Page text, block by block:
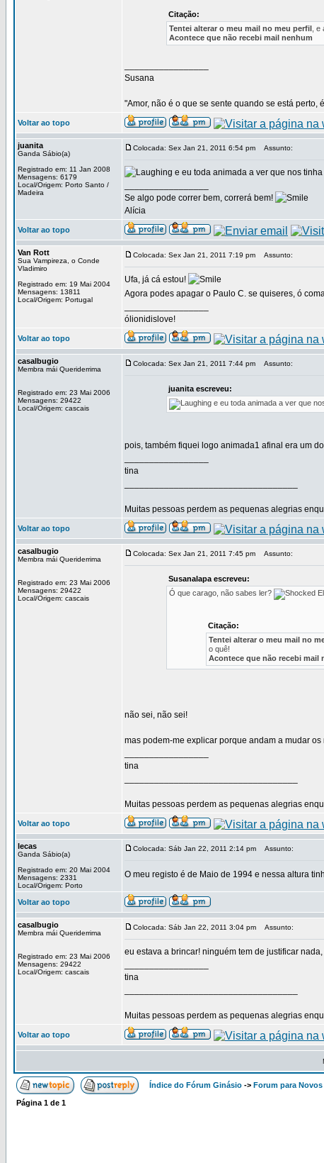
Citação:
Tentei alterar o meu mail no meu perfil, e
Acontece que não recebi mail nenhum
Susana
"Amor, não é o que se sente quando se está
Voltar ao topo
juanita
Ganda Sábio(a)
Registrado em: 11 Jan 2008
Mensagens: 6179
Local/Origem: Porto Santo /
Madeira
Colocada: Sex Jan 21, 2011 6:54 pm Assunto:
e eu toda animada a ver que nos
Se algo pode correr bem, correrá bem!
Alícia
Voltar ao topo
Van Rott
Sua Vampireza, o Conde
Vladimiro
Registrado em: 19 Mai 2004
Mensagens: 13811
Local/Origem: Portugal
Colocada: Sex Jan 21, 2011 7:19 pm Assunto:
Ufa, já cá estou!
Agora podes apagar o Paulo C. se quiseres, ó
ólionidislove!
Voltar ao topo
casalbugio
Membra mái Queriderrima
Registrado em: 23 Mai 2006
Mensagens: 29422
Local/Origem: cascais
Colocada: Sex Jan 21, 2011 7:44 pm Assunto:
juanita escreveu:
e eu toda animada a ver que
pois, também fiquei logo animada1 afinal era um
tina
Muitas pessoas perdem as pequenas alegrias
Voltar ao topo
casalbugio
Membra mái Queriderrima
Registrado em: 23 Mai 2006
Mensagens: 29422
Local/Origem: cascais
Colocada: Sex Jan 21, 2011 7:45 pm Assunto:
Susanalapa escreveu:
Ó que carago, não sabes ler?
Citação:
Tentei alterar o meu mail no
o quê!
Acontece que não recebi mail
não sei, não sei!
mas podem-me explicar porque andam a mudar
tina
Muitas pessoas perdem as pequenas alegrias
Voltar ao topo
lecas
Ganda Sábio(a)
Registrado em: 20 Mai 2004
Mensagens: 2331
Local/Origem: Porto
Colocada: Sáb Jan 22, 2011 2:14 pm Assunto:
O meu registo é de Maio de 1994 e nessa altura
Voltar ao topo
casalbugio
Membra mái Queriderrima
Registrado em: 23 Mai 2006
Mensagens: 29422
Local/Origem: cascais
Colocada: Sáb Jan 22, 2011 3:04 pm Assunto:
eu estava a brincar! ninguém tem de justificar
tina
Muitas pessoas perdem as pequenas alegrias
Voltar ao topo
Índice do Fórum Ginásio -> Forum para
Página 1 de 1